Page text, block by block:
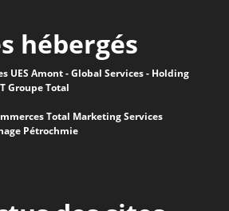
hébergés
UES Amont - Global Services - Holding
Groupe Total
Total Marketing Services
Pétrochmie